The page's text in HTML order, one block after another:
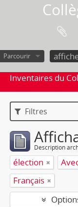
Parcourir
Inventaires du
Filtres
Description
élection
Français